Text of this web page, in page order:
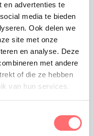
en advertenties te
media te bieden
Ook delen we
site met onze
en analyse. Deze
met andere
of die ze hebben
van hun services.
en